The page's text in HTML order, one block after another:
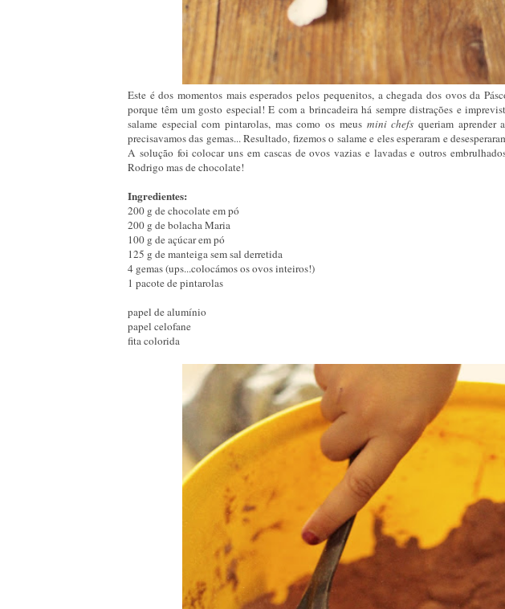
Este é dos momentos mais esperados pelos pequenitos, a chegada dos ovos da
porque têm um gosto especial! E com a brincadeira há sempre distrações e
salame especial com pintarolas, mas como os meus mini chefs queriam aprender
precisavamos das gemas... Resultado, fizemos o salame e eles esperaram e
A solução foi colocar uns em cascas de ovos vazias e lavadas e outros
Rodrigo mas de chocolate!
Ingredientes:
200 g de chocolate em pó
200 g de bolacha Maria
100 g de açúcar em pó
125 g de manteiga sem sal derretida
4 gemas (ups...colocámos os ovos inteiros!)
1 pacote de pintarolas
papel de alumínio
papel celofane
fita colorida